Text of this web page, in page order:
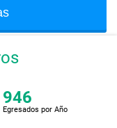
946
Egresados por Año